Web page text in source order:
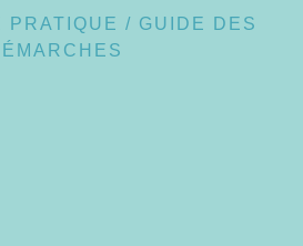
PRATIQUE / GUIDE DES